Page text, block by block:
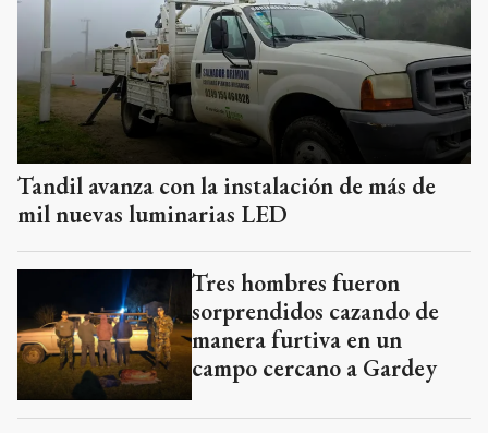
Tandil avanza con la instalación de más de
mil nuevas luminarias LED
Tres hombres fueron
sorprendidos cazando de
manera furtiva en un
campo cercano a Gardey